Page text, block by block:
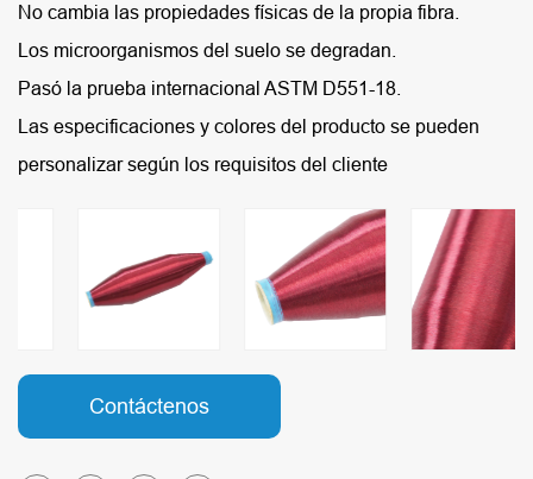
No cambia las propiedades físicas de la propia fibra.
Los microorganismos del suelo se degradan.
Pasó la prueba internacional ASTM D551-18.
Las especificaciones y colores del producto se pueden
personalizar según los requisitos del cliente
Contáctenos